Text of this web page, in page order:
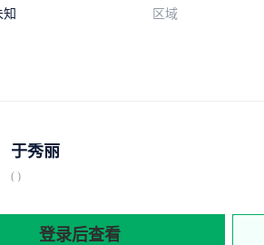
知 区域
于秀丽
( )
登录后查看